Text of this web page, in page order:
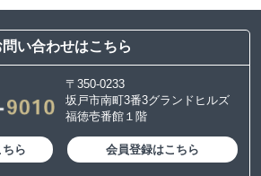
問い合わせはこちら
〒350-0233
坂戸市南町3番3グランドヒルズ
福徳壱番館１階
ら 会員登録はこちら